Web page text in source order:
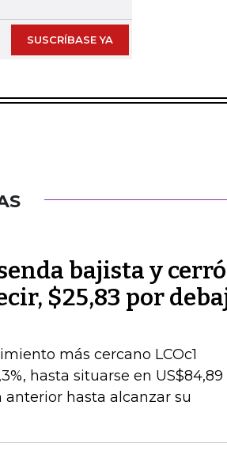
SUSCRÍBASE YA
bajista y cerró
$25,83 por
más cercano LCOc1
hasta situarse en US$84,89
anterior hasta alcanzar su